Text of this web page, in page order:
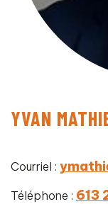
YVAN
Courriel :
Téléphone : 613